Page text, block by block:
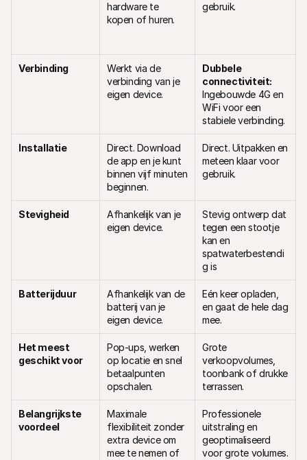
hardware te
kopen of huren.
gebruik.
Verbinding
Werkt via de
verbinding van je
eigen device.
Dubbele
Ingebouwde 4G en
WiFi voor een
stabiele verbinding.
Installatie
Direct. Download
de app en je kunt
binnen vijf minuten
beginnen.
Direct. Uitpakken en
meteen klaar voor
gebruik.
Stevigheid
Afhankelijk van je
eigen device.
Stevig ontwerp dat
tegen een stootje
kan en
spatwaterbestendi
g is
Batterijduur
Afhankelijk van de
batterij van je
eigen device.
Eén keer opladen,
en gaat de hele dag
mee.
Het meest
geschikt voor
Pop-ups, werken
op locatie en snel
betaalpunten
opschalen.
Grote
verkoopvolumes,
toonbank of drukke
terrassen.
Belangrijkste
voordeel
Maximale
flexibiliteit zonder
extra device om
mee te nemen of
Professionele
uitstraling en
geoptimaliseerd
voor grote volumes.